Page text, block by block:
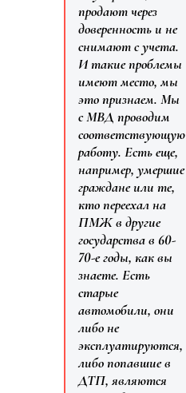
продают через
доверенность и не
снимают с учета.
И такие проблемы
имеют место, мы
это признаем. Мы
с МВД проводим
соответствующую
работу. Есть еще,
например, умершие
граждане или те,
кто переехал на
ПМЖ в другие
государства в 60-
70-е годы, как вы
знаете. Есть
старые
автомобили, они
либо не
эксплуатируются,
либо попавшие в
ДТП, являются